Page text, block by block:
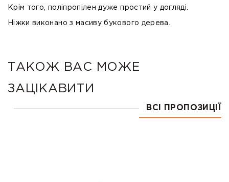
Крім того, поліпропілен дуже простий у догляді.
Ніжки виконано з масивубукового дерева
ТАКОЖ ВАС МОЖЕ
ЗАЦІКАВИТИ
ВСІ ПРОПОЗИЦІЇ